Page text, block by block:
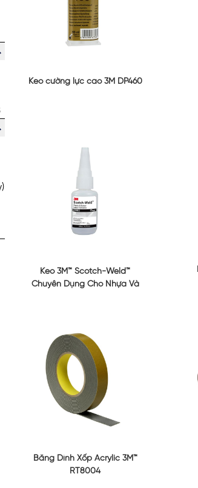
Keo cường lực cao 3M DP460
Keo 3M™ Scotch-Weld™
Chuyên Dụng Cho Nhựa Và
Băng Dính Xốp Acrylic 3M™
RT8004